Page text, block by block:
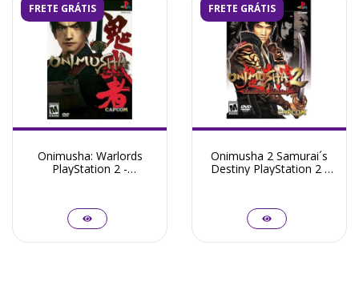
FRETE GRÁTIS
Onimusha: Warlords
PlayStation 2 -
FRETE GRÁTIS
Onimusha 2 Samurai´s
Destiny PlayStation 2 -